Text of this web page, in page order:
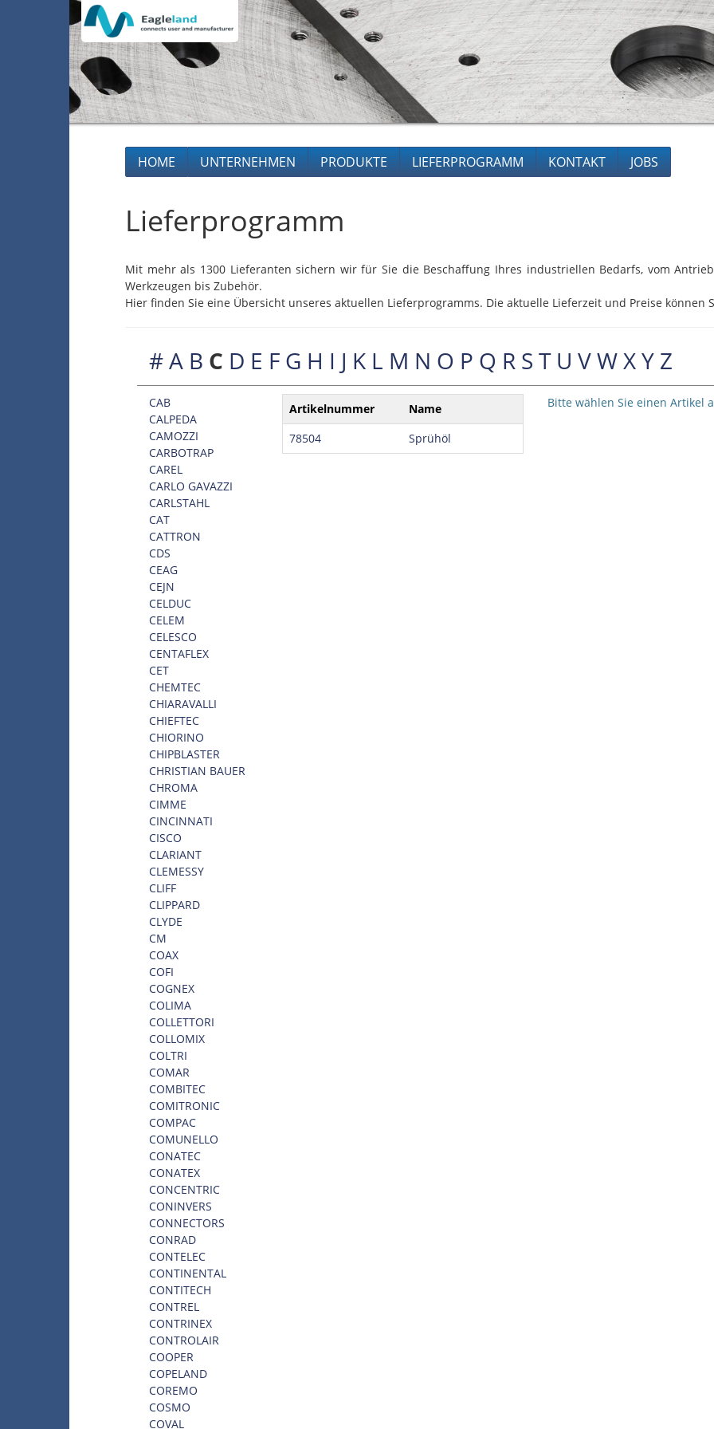
HOME UNTERNEHMEN PRODUKTE LIEFERPROGRAMM KONTAKT JOBS
Lieferprogramm
Mit mehr als 1300 Lieferanten sichern wir für Sie die Beschaffung Ihres industriellen Bedarfs, vom
Werkzeugen bis Zubehör.
Hier finden Sie eine Übersicht unseres aktuellen Lieferprogramms. Die aktuelle Lieferzeit und Preise können
#A B C D E F G H I J K L M N O P Q R S T U VWXY Z
CAB
CALPEDA
CAMOZZI
CARBOTRAP
CAREL
CARLO GAVAZZI
CARLSTAHL
CAT
CATTRON
CDS
CEAG
CEJN
CELDUC
CELEM
CELESCO
CENTAFLEX
CET
CHEMTEC
CHIARAVALLI
CHIEFTEC
CHIORINO
CHIPBLASTER
CHRISTIAN BAUER
CHROMA
CIMME
CINCINNATI
CISCO
CLARIANT
CLEMESSY
CLIFF
CLIPPARD
CLYDE
CM
COAX
COFI
COGNEX
COLIMA
COLLETTORI
COLLOMIX
COLTRI
COMAR
COMBITEC
COMITRONIC
COMPAC
COMUNELLO
CONATEC
CONATEX
CONCENTRIC
CONINVERS
CONNECTORS
CONRAD
CONTELEC
CONTINENTAL
CONTITECH
CONTREL
CONTRINEX
CONTROLAIR
COOPER
COPELAND
COREMO
COSMO
COVAL
Artikelnummer
Name
78504
Sprühöl
Bitte wählen Sie einen Artikel